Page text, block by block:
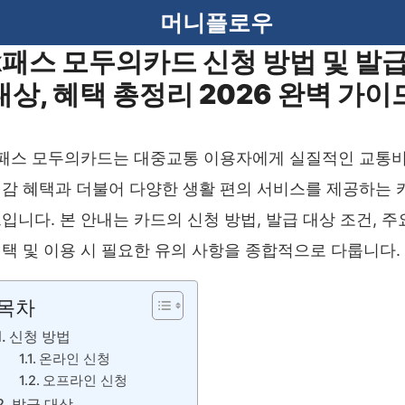
머니플로우
스 모두의카드 신청 방법 및 발
상, 혜택 총정리 2026 완벽 가이
스 모두의카드는 대중교통 이용자에게 실질적인 교통비
혜택과 더불어 다양한 생활 편의 서비스를 제공하는
니다. 본 안내는 카드의 신청 방법, 발급 대상 조건, 주
및 이용 시 필요한 유의 사항을 종합적으로 다룹니다.
차
신청 방법
온라인 신청
오프라인 신청